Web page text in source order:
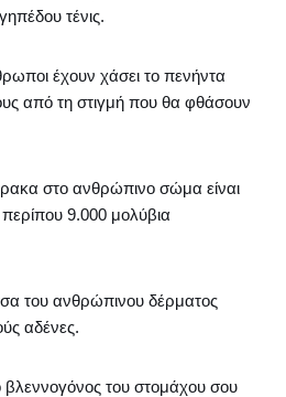
τένις.
έχουν χάσει το πενήντα
από τη στιγμή που θα φθάσουν
στο ανθρώπινο σώμα είναι
9.000 μολύβια
του ανθρώπινου δέρματος
αδένες.
βλεννογόνος του στομάχου σου